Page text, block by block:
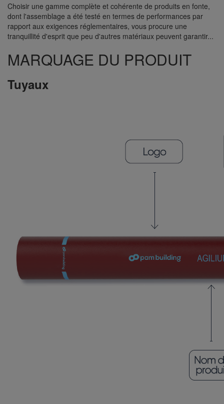
Choisir une gamme complète et cohérente de produits en fonte,
dont l'assemblage a été testé en termes de performances par
rapport aux exigences réglementaires, vous procure une
tranquillité d'esprit que peu d'autres matériaux peuvent garantir...
MARQUAGE DU PRODUIT
Tuyaux